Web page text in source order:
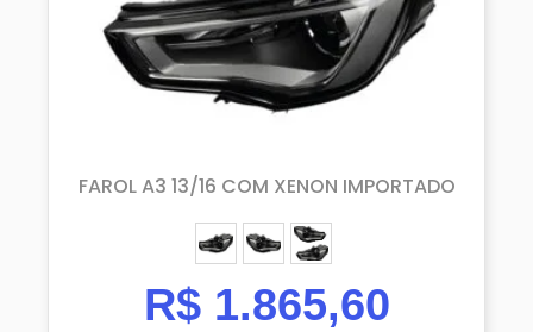
FAROL A3 13/16 COM XENON IMPORTADO
ESQUERDO (MOTORISTA)
DIREITO (PASSAGEIRO)
PAR
R$1.865,60